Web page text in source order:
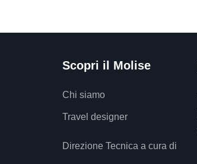
Scopri il Molise
Chi siamo
Travel designer
Direzione Tecnica a cura di